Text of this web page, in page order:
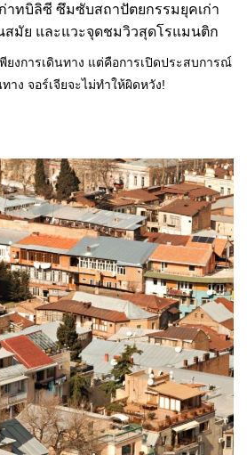
ก่าทบิลิซี ซึมซับสถาปัตยกรรมยุคเก่า
มัย และแวะจุดชมวิวสุดโรแมนติก
พียงการเดินทาง แต่คือการเปิดประสบการณ์
ง จอร์เจียจะไม่ทำให้ผิดหวัง!